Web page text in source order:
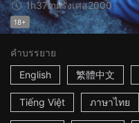
1h37mฝรั่งเศส2000
18+
คำบรรยาย
English
繁體中文
Tiếng Việt ภาษาไทย